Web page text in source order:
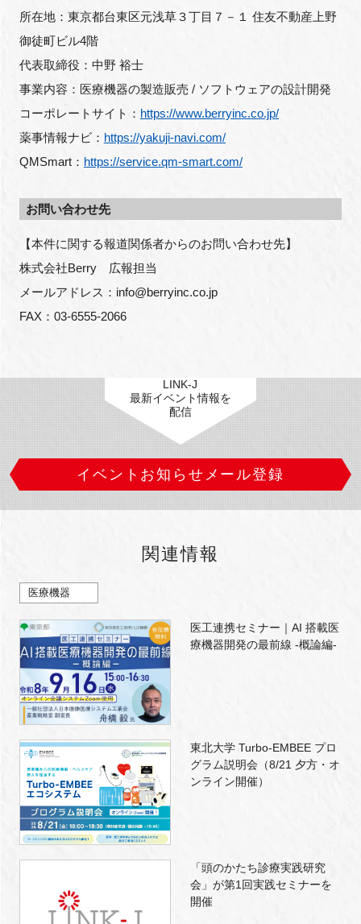
所在地：東京都台東区元浅草３丁目７－１ 住友不動産上野
御徒町ビル4階
代表取締役：中野 裕士
事業内容：医療機器の製造販売 / ソフトウェアの設計開発
コーポレートサイト： https://www.berryinc.co.jp/
薬事情報ナビ： https://yakuji-navi.com/
QMSmart： https://service.qm-smart.com/
お問い合わせ先
【本件に関する報道関係者からのお問い合わせ先】
株式会社Berry　広報担当
メールアドレス：info@berryinc.co.jp
FAX：03-6555-2066
LINK-J
最新イベント情報を
配信
イベントお知らせメール登録
関連情報
医療機器
医工連携セミナー｜AI 搭載医
療機器開発の最前線 -概論編-
東北大学 Turbo-EMBEE プロ
グラム説明会（8/21 夕方・オ
ンライン開催）
「頭のかたち診療実践研究
会」が第1回実践セミナーを
開催